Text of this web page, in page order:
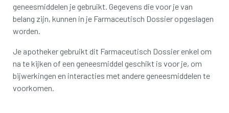
geneesmiddelen je gebruikt. Gegevens die voor je van
belang zijn, kunnen in je Farmaceutisch Dossier opgeslagen
worden.
Je apotheker gebruikt dit Farmaceutisch Dossier enkel om
na te kijken of een geneesmiddel geschikt is voor je, om
bijwerkingen en interacties met andere geneesmiddelen te
voorkomen.